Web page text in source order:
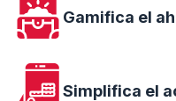
Gamifica el
Simplifica el